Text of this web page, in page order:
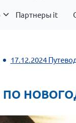
Партнеры it
17.12.2024
ПО